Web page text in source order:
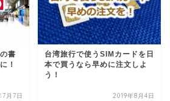
書
！
7月7日
台湾旅行で使うSIMカードを日
本で買うなら早めに注文しよ
う！
2019年8月4日